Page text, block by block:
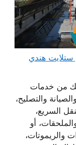
المطلاع 52227330 فني ستلايت هندي
من خدمات
والتصليح،
السريع،
أو
والريموتات،